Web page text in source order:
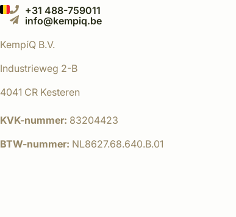
+31 488-759011
info@kempiq.be
KempíQ B.V.
Industrieweg 2-B
4041 CR Kesteren
KVK-nummer: 83204423
BTW-nummer: NL8627.68.640.B.01